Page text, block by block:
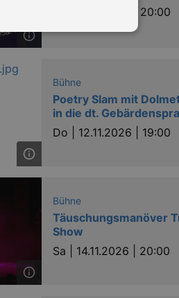
07.11.2026 | 20:00
Bühne
Poetry Slam mit
in die dt.
Do | 12.11.2026 | 19:00
Bühne
Täuschungsmanöver
Show
Sa | 14.11.2026 | 20:00
Ihren account. Ohne diese
visitor cookie consent
to work properly.
Cross-Site Request Forgery
Cross-Site Request Forgery